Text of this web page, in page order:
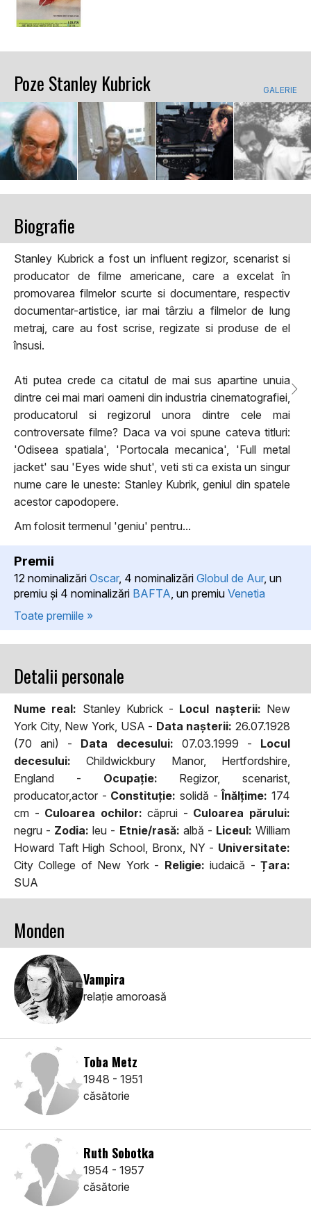
Poze Stanley Kubrick GALERIE
Biografie
Stanley Kubrick a fost un influent regizor, scenarist si
producator de filme americane, care a excelat în
promovarea filmelor scurte si documentare, respectiv
documentar-artistice, iar mai târziu a filmelor de lung
metraj, care au fost scrise, regizate si produse de el
însusi.
Ati putea crede ca citatul de mai sus apartine unuia
dintre cei mai mari oameni din industria cinematografiei,
producatorul si regizorul unora dintre cele mai
controversate filme? Daca va voi spune cateva titluri:
'Odiseea spatiala', 'Portocala mecanica', 'Full metal
jacket' sau 'Eyes wide shut', veti sti ca exista un singur
nume care le uneste: Stanley Kubrik, geniul din spatele
acestor capodopere.
Am folosit termenul 'geniu' pentru...
Premii
12 nominalizări Oscar, 4 nominalizări Globul de Aur, un
premiu şi 4 nominalizări BAFTA , un premiu Venetia
Toate premiile »
Detalii personale
Nume real: Stanley Kubrick - Locul naşterii: New
York City, New York, USA - Data naşterii: 26.07.1928
(70 ani) - Data decesului: 07.03.1999 - Locul
decesului: Childwickbury Manor, Hertfordshire,
England - Ocupaţie: Regizor, scenarist,
producator,actor - Constituţie: solidă -Înălţime: 174
cm - Culoarea ochilor: căprui - Culoarea părului:
negru - Zodia: leu - Etnie/rasă: albă - Liceul: William
Howard Taft High School, Bronx, NY - Universitate:
City College of New York - Religie: iudaică -Țara:
SUA
Monden
Vampira
relaţie amoroasă
Toba Metz
1948 - 1951
căsătorie
Ruth Sobotka
1954 - 1957
căsătorie